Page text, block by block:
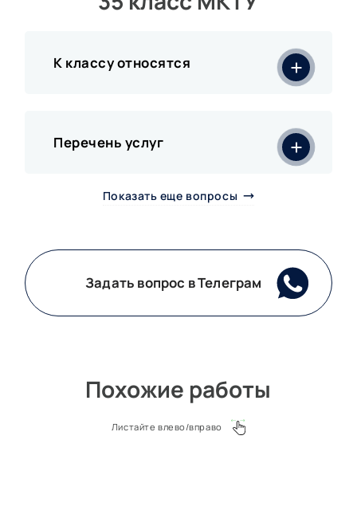
К классу относятся
Перечень услуг
Показать еще вопросы
Задать вопрос в Телеграм
Похожие работы
Листайте влево/вправо